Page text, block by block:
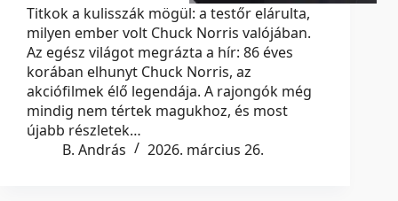
Titkok a kulisszák mögül: a testőr elárulta,
milyen ember volt Chuck Norris valójában.
Az egész világot megrázta a hír: 86 éves
korában elhunyt Chuck Norris, az
akciófilmek élő legendája. A rajongók még
mindig nem tértek magukhoz, és most
újabb részletek…
B. András
2026. március 26.